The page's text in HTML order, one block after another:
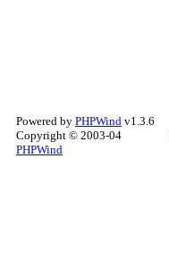
Powered by PHPWind v1.3.6
Copyright © 2003-04
PHPWind